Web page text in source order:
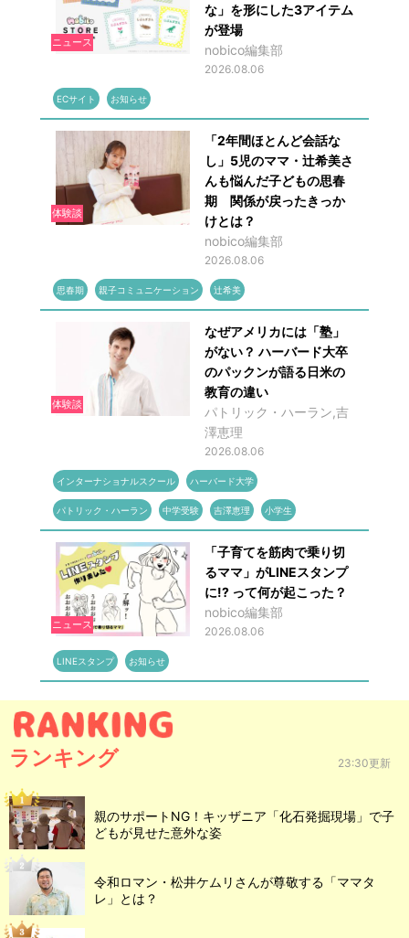
ニュース
な」を形にした3アイテム
が登場
nobico編集部
2026.08.06
ECサイト お知らせ
体験談
「2年間ほとんど会話な
し」5児のママ・辻希美さ
んも悩んだ子どもの思春
期 関係が戻ったきっか
けとは？
nobico編集部
2026.08.06
思春期 親子コミュニケーション 辻希美
体験談
なぜアメリカには「塾」
がない？ ハーバード大卒
のパックンが語る日米の
教育の違い
パトリック・ハーラン,吉
澤恵理
2026.08.06
インターナショナルスクール ハーバード大学
パトリック・ハーラン 中学受験 吉澤恵理 小学生
ニュース
「子育てを筋肉で乗り切
るママ」がLINEスタンプ
に!? って何が起こった？
nobico編集部
2026.08.06
LINEスタンプ お知らせ
ランキング 23:30更新
親のサポートNG！キッザニア「化石発掘現場」で子
どもが見せた意外な姿
令和ロマン・松井ケムリさんが尊敬する「ママタ
レ」とは？